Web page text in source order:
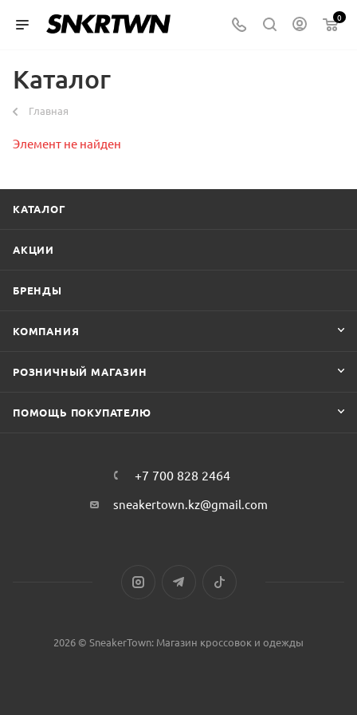
0
Каталог
Главная
Элемент не найден
КАТАЛОГ
АКЦИИ
БРЕНДЫ
КОМПАНИЯ
РОЗНИЧНЫЙ МАГАЗИН
ПОМОЩЬ ПОКУПАТЕЛЮ
+7 700 828 2464
sneakertown.kz@gmail.com
2026 © SneakerTown: Магазин кроссовок и одежды